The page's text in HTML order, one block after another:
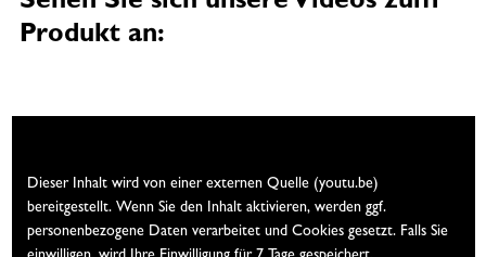
Produkt an:
Dieser Inhalt wird von einer externen Quelle (youtu.be)
bereitgestellt. Wenn Sie den Inhalt aktivieren, werden ggf.
personenbezogene Daten verarbeitet und Cookies gesetzt. Falls Sie